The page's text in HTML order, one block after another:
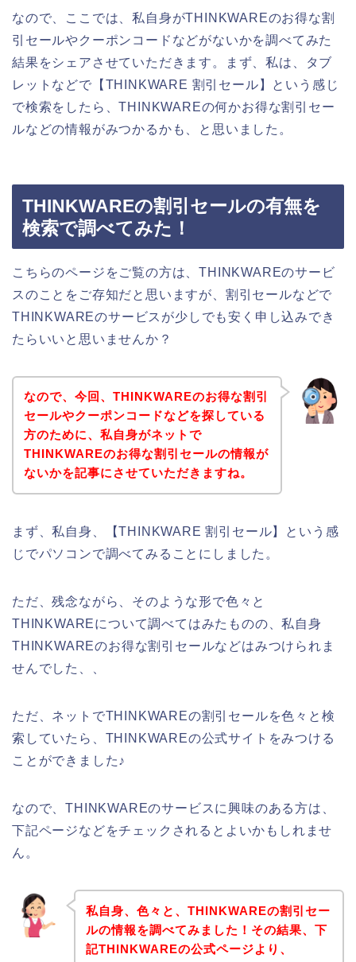
なので、ここでは、私自身がTHINKWAREのお得な割
引セールやクーポンコードなどがないかを調べてみた
結果をシェアさせていただきます。まず、私は、タブ
レットなどで【THINKWARE 割引セール】という感じ
で検索をしたら、THINKWAREの何かお得な割引セー
ルなどの情報がみつかるかも、と思いました。
THINKWAREの割引セールの有無を
検索で調べてみた！
こちらのページをご覧の方は、THINKWAREのサービ
スのことをご存知だと思いますが、割引セールなどで
THINKWAREのサービスが少しでも安く申し込みでき
たらいいと思いませんか？
なので、今回、THINKWAREのお得な割引
セールやクーポンコードなどを探している
方のために、私自身がネットで
THINKWAREのお得な割引セールの情報が
ないかを記事にさせていただきますね。
まず、私自身、【THINKWARE 割引セール】という感
じでパソコンで調べてみることにしました。
ただ、残念ながら、そのような形で色々と
THINKWAREについて調べてはみたものの、私自身
THINKWAREのお得な割引セールなどはみつけられま
せんでした、、
ただ、ネットでTHINKWAREの割引セールを色々と検
索していたら、THINKWAREの公式サイトをみつける
ことができました♪
なので、THINKWAREのサービスに興味のある方は、
下記ページなどをチェックされるとよいかもしれませ
ん。
私自身、色々と、THINKWAREの割引セー
ルの情報を調べてみました！その結果、下
記THINKWAREの公式ページより、